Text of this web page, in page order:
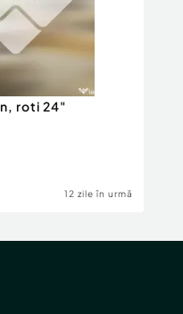
roti 24"
12 zile în urmă